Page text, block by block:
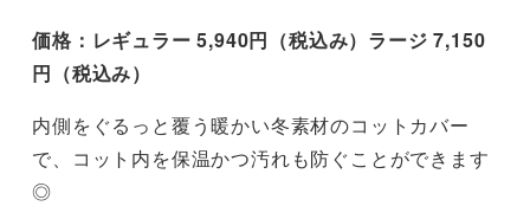
価格：レギュラー 5,940円（税込み）ラージ 7,150
円（税込み）
内側をぐるっと覆う暖かい冬素材のコットカバー
で、コット内を保温かつ汚れも防ぐことができます
◎